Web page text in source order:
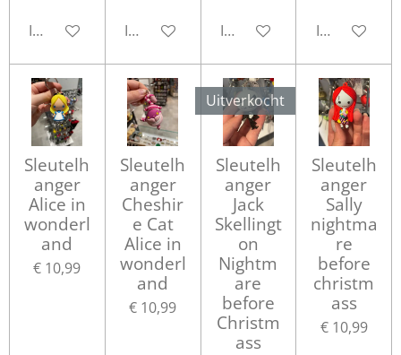
In winkelwagenIn winkelwagenIn winkelwagenIn
Sleutelh
anger
Alice in
wonderl
and
€ 10,99
Sleutelh
anger
Cheshir
e Cat
Alice in
wonderl
and
€ 10,99
Uitverkocht
Sleutelh
anger
Jack
Skellingt
on
Nightm
are
before
Christm
ass
Sleutelh
anger
Sally
nightma
re
before
christm
ass
€ 10,99